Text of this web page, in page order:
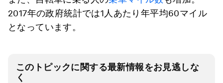
2017年の政府統計では1人あたり年平均60マイル
となっています。
このトピックに関する最新情報をお見逃しな
く